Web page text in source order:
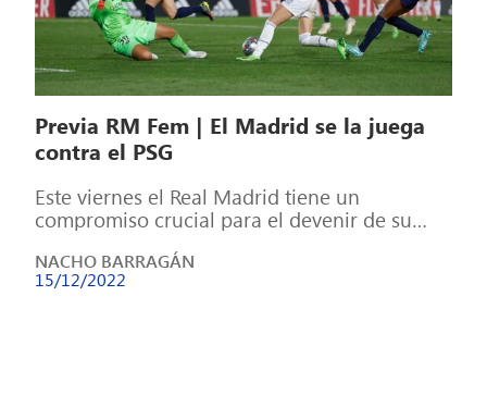
Previa RM Fem | El Madrid se la juega
contra el PSG
Este viernes el Real Madrid tiene un
compromiso crucial para el devenir de su
NACHO BARRAGÁN
15/12/2022